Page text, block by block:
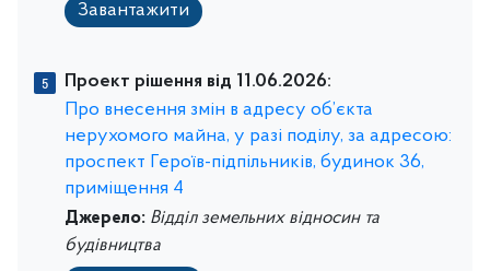
Завантажити
Проект рішення від 11.06.2026:
Про внесення змін в адресу об’єкта
нерухомого майна, у разі поділу, за адресою:
проспект Героїв-підпільників, будинок 36,
приміщення 4
Джерело: Відділ земельних відносин та
будівництва